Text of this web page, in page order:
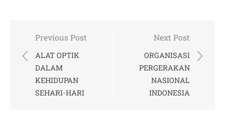
Post
navigation
Previous Post
ALAT OPTIK
DALAM
KEHIDUPAN
SEHARI-HARI
Next Post
ORGANISASI
PERGERAKAN
NASIONAL
INDONESIA